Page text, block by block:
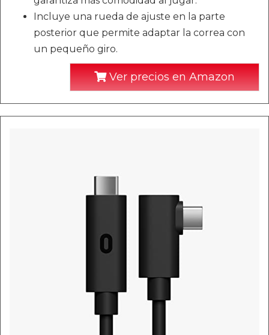
Incluye una rueda de ajuste en la parte
posterior que permite adaptar la correa con
un pequeño giro.
Ver precios en Amazon